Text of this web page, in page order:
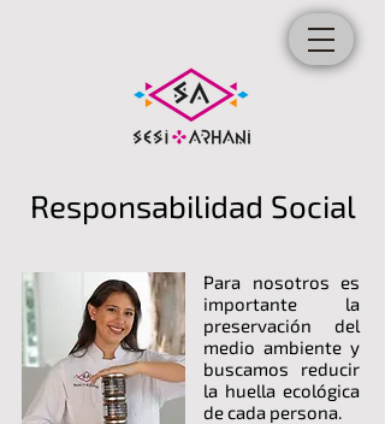
Responsabilidad Social
Para nosotros es
importante la
preservación del
medio ambiente y
buscamos reducir
la huella ecológica
de cada persona.